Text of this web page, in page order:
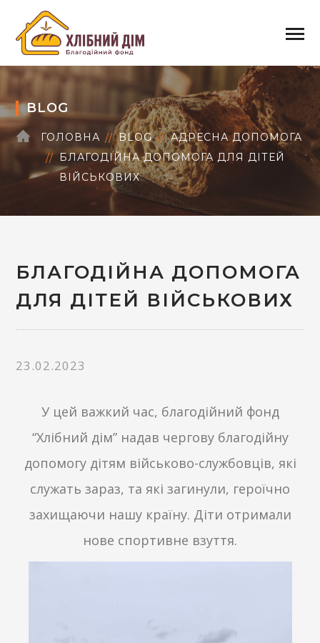
BLOG
ГОЛОВНА BLOG
АДРЕСНА ДОПОМОГА
БЛАГОДІЙНА ДОПОМОГА ДЛЯ ДІТЕЙ
ВІЙСЬКОВИХ
БЛАГОДІЙНА ДОПОМОГА
ДЛЯ ДІТЕЙ ВІЙСЬКОВИХ
23.02.2023
У цей важкий час, благодійний фонд
“Хлібний дім” надав чергову благодійну
допомогу дітям військово-службовців, які
служать зараз, та які загинули, героїчно
захищаючи нашу країну. Діти отримали
нове спортивне взуття.